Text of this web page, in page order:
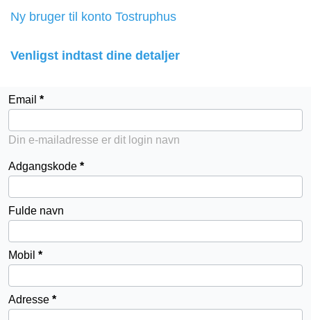
Ny bruger til konto Tostruphus
Venligst indtast dine detaljer
Email
Din e-mailadresse er dit login navn
Adgangskode
Fulde navn
Mobil
Adresse